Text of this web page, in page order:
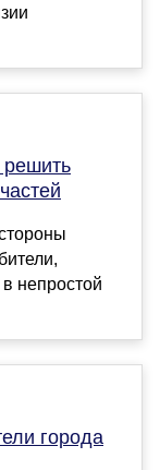
решить
непростой
города